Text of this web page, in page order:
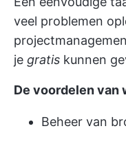
veel problemen
je gratis kunnen
De voordelen van
Beheer van